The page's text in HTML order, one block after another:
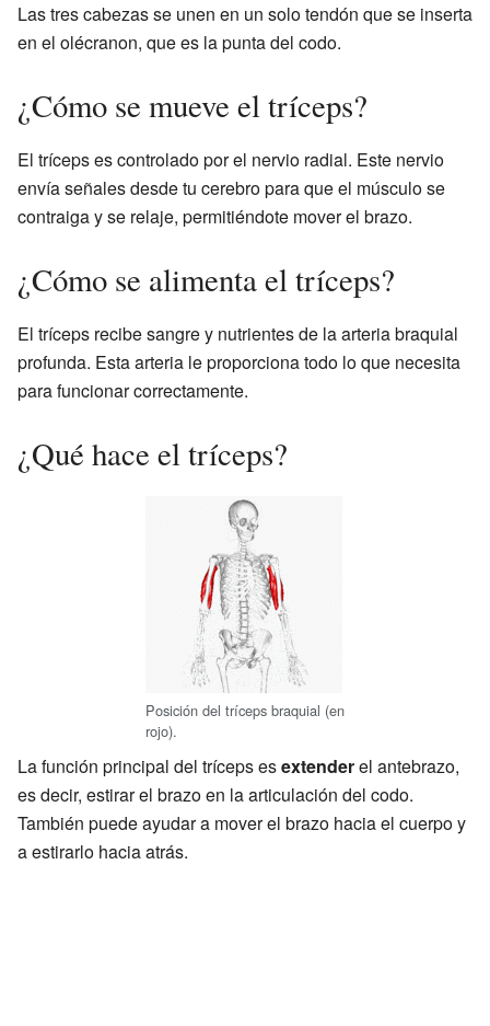
Las tres cabezas se unen en un solo tendón que se inserta
en el olécranon, que es la punta del codo.
¿Cómo se mueve el tríceps?
El tríceps es controlado por el nervio radial. Este nervio
envía señales desde tu cerebro para que el músculo se
contraiga y se relaje, permitiéndote mover el brazo.
¿Cómo se alimenta el tríceps?
El tríceps recibe sangre y nutrientes de la arteria braquial
profunda. Esta arteria le proporciona todo lo que necesita
para funcionar correctamente.
¿Qué hace el tríceps?
Posición del tríceps braquial (en
rojo).
La función principal del tríceps esextenderel antebrazo,
es decir, estirar el brazo en la articulación del codo.
También puede ayudar a mover el brazo hacia el cuerpo y
a estirarlo hacia atrás.